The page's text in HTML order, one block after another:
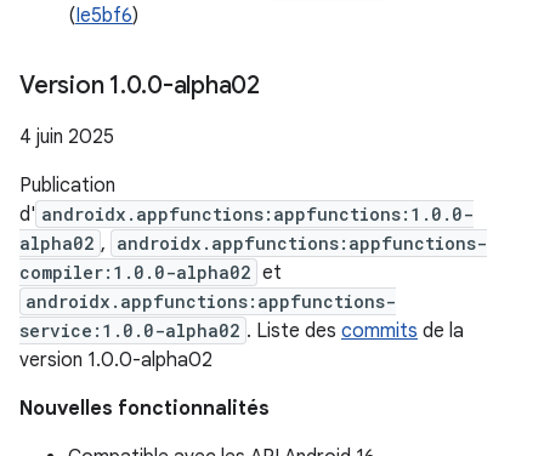
(Ie5bf6)
Version 1.0.0-alpha02
4 juin 2025
Publication
d' androidx.appfunctions:appfunctions:1.0.0-
alpha02 , androidx.appfunctions:appfunctions-
compiler:1.0.0-alpha02 et
androidx.appfunctions:appfunctions-
service:1.0.0-alpha02 . Liste des commits de la
version 1.0.0-alpha02
Nouvelles fonctionnalités